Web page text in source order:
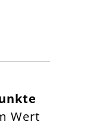
Wert